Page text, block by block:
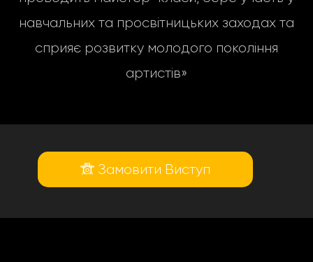
навчальних та просвітницьких заходах та
сприяє розвитку молодого покоління
артистів»
Замовити Виступ